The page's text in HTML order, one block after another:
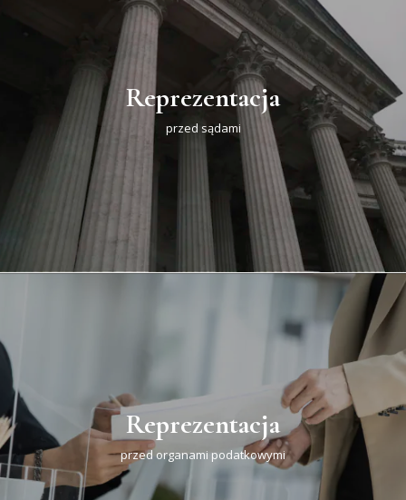
Reprezentacja
przed sądami
Reprezentacja
przed organami podatkowymi